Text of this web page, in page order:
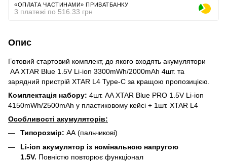
«ОПЛАТА ЧАСТИНАМИ» ПРИВАТБАНКУ
3 платежі по 516.33 грн
Опис
Готовий стартовий комплект, до якого входять акумулятори
AA XTAR Blue 1.5V Li-ion 3300mWh/2000mAh 4шт. та
зарядний пристрій XTAR L4 Type-C за кращою пропозицією.
Комплектація набору: 4шт. AA XTAR Blue PRO 1.5V Li-ion
4150mWh/2500mAh у пластиковому кейсі + 1шт. XTAR L4
Особливості акумуляторів:
Типорозмір: АА (пальчикові)
Li-ion акумулятор із номінальною напругою
1.5V. Повністю повторює функціонал